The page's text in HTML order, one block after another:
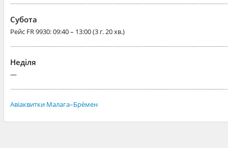
Субота
Рейс FR 9930: 09:40 – 13:00 (3 г. 20 хв.)
Неділя
—
Авіаквитки Малага–Бре́мен